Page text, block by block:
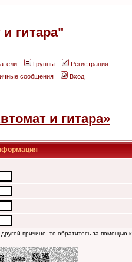
гитара"
Группы
Регистрация
сообщения Вход
и гитара»
причине, то обратитесь за помощью к